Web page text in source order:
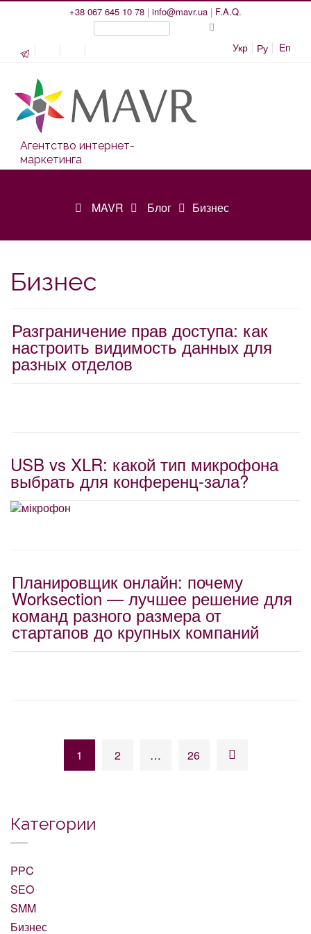
+38 067 645 10 78 | info@mavr.ua | F.A.Q.
Укр Ру En
Агентство интернет-
маркетинга
MAVR Блог Бизнес
Бизнес
Разграничение прав доступа: как
настроить видимость данных для
разных отделов
USB vs XLR: какой тип микрофона
выбрать для конференц-зала?
Планировщик онлайн: почему
Worksection — лучшее решение для
команд разного размера от
стартапов до крупных компаний
1 2 … 26
Категории
PPC
SEO
SMM
Бизнес